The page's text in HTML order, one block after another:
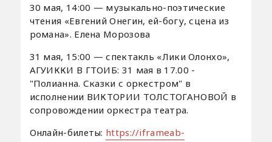
30 мая, 14:00 — музыкально-поэтические
чтения «Евгений Онегин, ей-богу, сцена из
романа». Елена Морозова
31 мая, 15:00 — спектакль «Лики Олонхо»,
АГУИККИ В ГТОИБ: 31 мая в 17.00 -
"Полианна. Сказки с оркестром" в
исполнении ВИКТОРИИ ТОЛСТОГАНОВОЙ в
сопровождении оркестра театра.
Онлайн-билеты: https://iframeab-